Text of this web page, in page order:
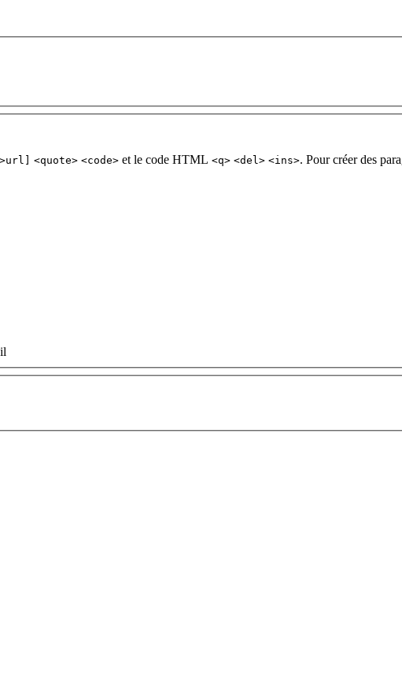
<quote> <code> et le code HTML <q> <del> <ins>. Pour créer des